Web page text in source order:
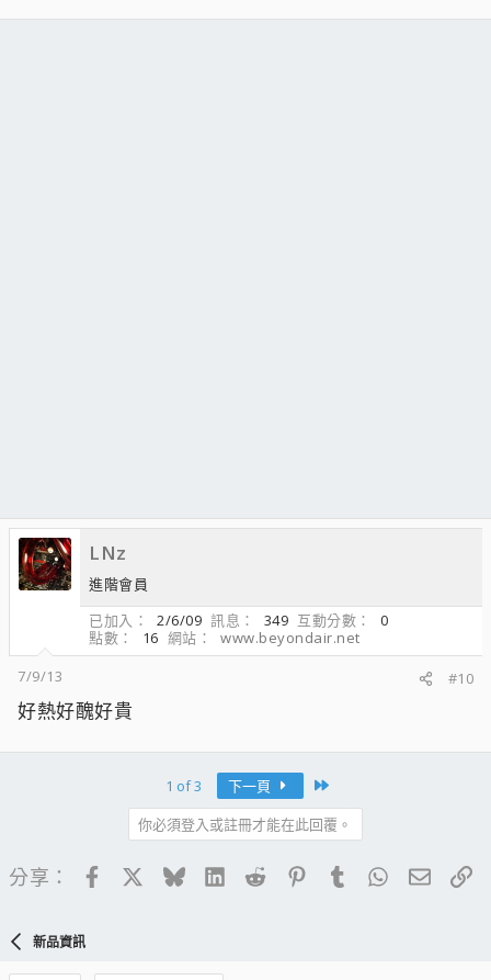
LNz
進階會員
已加入
2/6/09 訊息 349 互動分數
0
點數
16 網站
www.beyondair.net
7/9/13
#10
好熱好醜好貴
1 of 3 下一頁
你必須登入或註冊才能在此回覆。
分享： FacebookBlueskyLinkedIn
Reddit PinterestTumblrWhatsApp
電子
新品資訊